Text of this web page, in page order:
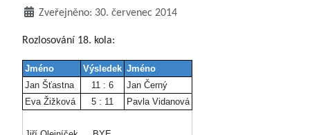
Zveřejněno: 30. červenec 2014
Rozlosování 18. kola:
Jméno Výsledek Jméno
Jan Šťastna
11 : 6
Jan Černý
Eva Žižková
5 : 11 Pavla Vidanová